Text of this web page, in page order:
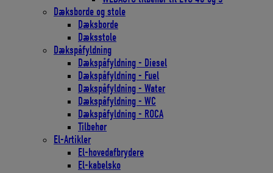
Dæksborde og stole
Dæksborde
Dæksstole
Dækspåfyldning
Dækspåfyldning - Diesel
Dækspåfyldning - Fuel
Dækspåfyldning - Water
Dækspåfyldning - WC
Dækspåfyldning - ROCA
Tilbehør
El-Artikler
El-hovedafbrydere
El-kabelsko